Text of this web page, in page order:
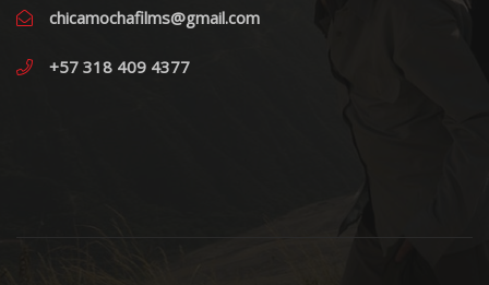
chicamochafilms@gmail.com
+57 318 409 4377